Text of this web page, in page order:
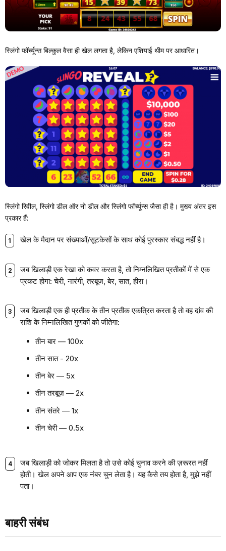
स्लिंगो फॉर्च्यून्स बिल्कुल वैसा ही खेल लगता है, लेकिन एशियाई थीम पर आधारित।
स्लिंगो रिवील, स्लिंगो डील ऑर नो डील और स्लिंगो फॉर्च्यून्स जैसा ही है। मुख्य अंतर इस
प्रकार हैं:
खेल के मैदान पर संख्याओं/सूटकेसों के साथ कोई पुरस्कार संबद्ध नहीं है।
जब खिलाड़ी एक रेखा को कवर करता है, तो निम्नलिखित प्रतीकों में से एक
प्रकट होगा: चेरी, नारंगी, तरबूज, बेर, सात, हीरा।
जब खिलाड़ी एक ही प्रतीक के तीन प्रतीक एकत्रित करता है तो वह दांव की
राशि के निम्नलिखित गुणकों को जीतेगा:
तीन बार — 100x
तीन सात - 20x
तीन बेर — 5x
तीन तरबूज़ — 2x
तीन संतरे — 1x
तीन चेरी — 0.5x
जब खिलाड़ी को जोकर मिलता है तो उसे कोई चुनाव करने की ज़रूरत नहीं
होती। खेल अपने आप एक नंबर चुन लेता है। यह कैसे तय होता है, मुझे नहीं
पता।
बाहरी संबंध